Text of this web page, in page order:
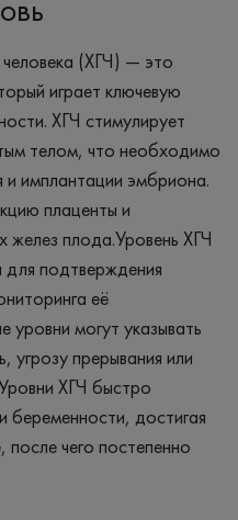
(ХГЧ) — это
играет ключевую
ХГЧ стимулирует
телом, что необходимо
имплантации эмбриона.
плаценты и
желез плода.Уровень ХГЧ
для подтверждения
её
уровни могут указывать
угрозу прерывания или
ХГЧ быстро
беременности, достигая
чего постепенно